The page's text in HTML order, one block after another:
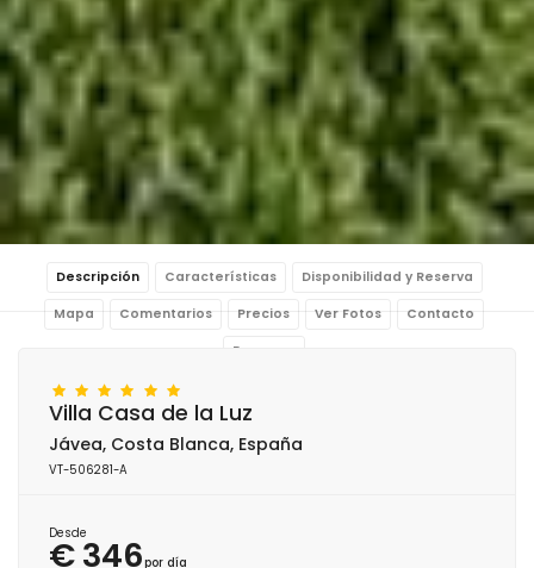
Descripción Características Disponibilidad y Reserva
Mapa Comentarios Precios Ver Fotos Contacto
Reservar
Villa Casa de la Luz
Jávea, Costa Blanca, España
VT-506281-A
Desde
€ 346por día